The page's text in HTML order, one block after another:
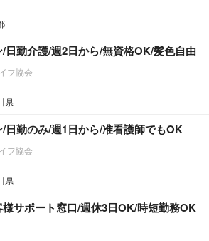
日勤介護/週2日から/無資格OK/髪色自由
フ協会
県
日勤のみ/週1日から/准看護師でもOK
フ協会
県
サポート窓口/週休3日OK/時短勤務OK